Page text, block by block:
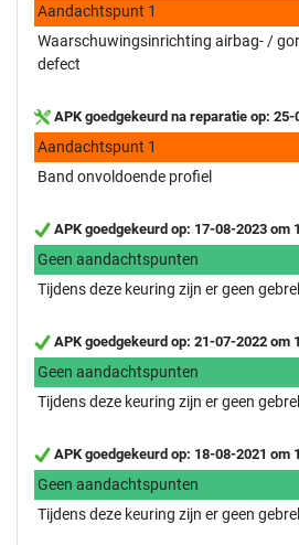
Aandachtspunt 1
Waarschuwingsinrichting airbag- /
defect
APK goedgekeurd na reparatie op:
Aandachtspunt 1
Band onvoldoende profiel
APK goedgekeurd op: 17-08-2023 om
Geen aandachtspunten
Tijdens deze keuring zijn er geen
APK goedgekeurd op: 21-07-2022 om
Geen aandachtspunten
Tijdens deze keuring zijn er geen
APK goedgekeurd op: 18-08-2021 om
Geen aandachtspunten
Tijdens deze keuring zijn er geen